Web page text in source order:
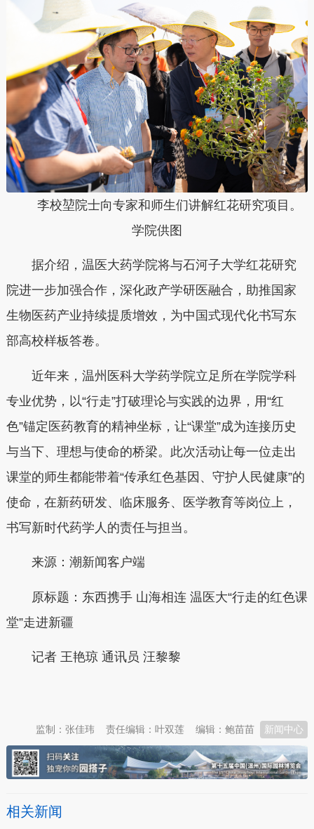
李校堃院士向专家和师生们讲解红花研究项目。
学院供图
据介绍，温医大药学院将与石河子大学红花研究
院进一步加强合作，深化政产学研医融合，助推国家
生物医药产业持续提质增效，为中国式现代化书写东
部高校样板答卷。
近年来，温州医科大学药学院立足所在学院学科
专业优势，以“行走”打破理论与实践的边界，用“红
色”锚定医药教育的精神坐标，让“课堂”成为连接历史
与当下、理想与使命的桥梁。此次活动让每一位走出
课堂的师生都能带着“传承红色基因、守护人民健康”的
使命，在新药研发、临床服务、医学教育等岗位上，
书写新时代药学人的责任与担当。
来源：潮新闻客户端
原标题：东西携手 山海相连 温医大“行走的红色课
堂”走进新疆
记者 王艳琼 通讯员 汪黎黎
新闻中心
编辑：鲍苗苗
责任编辑：叶双莲
监制：张佳玮
相关新闻